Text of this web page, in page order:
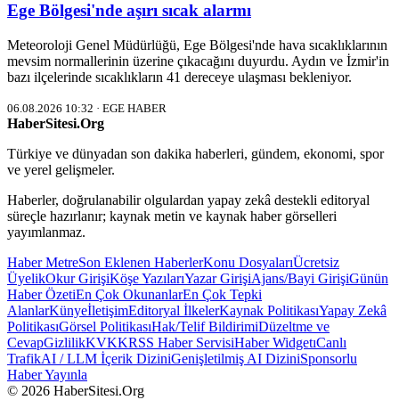
Ege Bölgesi'nde aşırı sıcak alarmı
Meteoroloji Genel Müdürlüğü, Ege Bölgesi'nde hava sıcaklıklarının
mevsim normallerinin üzerine çıkacağını duyurdu. Aydın ve İzmir'in
bazı ilçelerinde sıcaklıkların 41 dereceye ulaşması bekleniyor.
06.08.2026 10:32 · EGE HABER
HaberSitesi.Org
Türkiye ve dünyadan son dakika haberleri, gündem, ekonomi, spor
ve yerel gelişmeler.
Haberler, doğrulanabilir olgulardan yapay zekâ destekli editoryal
süreçle hazırlanır; kaynak metin ve kaynak haber görselleri
yayımlanmaz.
Haber MetreSon Eklenen HaberlerKonu DosyalarıÜcretsiz
ÜyelikOkur GirişiKöşe YazılarıYazar GirişiAjans/Bayi GirişiGünün
Haber ÖzetiEn Çok OkunanlarEn Çok Tepki
AlanlarKünyeİletişimEditoryal İlkelerKaynak PolitikasıYapay Zekâ
PolitikasıGörsel PolitikasıHak/Telif BildirimiDüzeltme ve
CevapGizlilikKVKKRSS Haber ServisiHaber WidgetıCanlı
TrafikAI / LLM İçerik DiziniGenişletilmiş AI DiziniSponsorlu
Haber Yayınla
© 2026 HaberSitesi.Org